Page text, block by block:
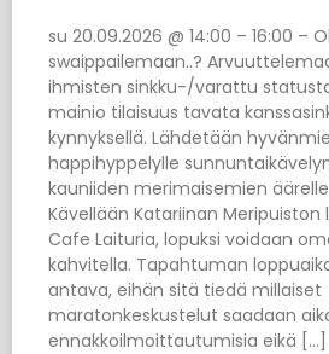
su 20.09.2026 @ 14:00 – 16:00 –
swaippailemaan..?
ihmisten sinkku-/varattu
mainio tilaisuus tavata
kynnyksellä. Lähdetään
happihyppelylle
kauniiden merimaisemien
Kävellään Katariinan
Cafe Laituria, lopuksi voidaan
kahvitella. Tapahtuman
antava, eihän sitä tiedä millaiset
maratonkeskustelut saadaan
ennakkoilmoittautumisia eikä […]